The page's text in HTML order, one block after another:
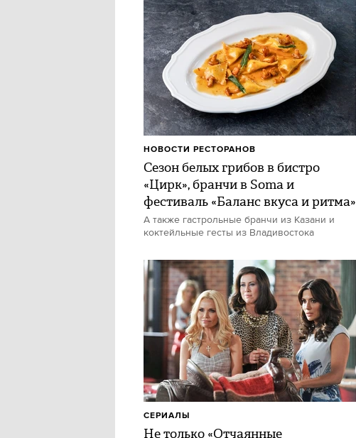
Сезон белых грибов в бистро
«Цирк», бранчи в Soma и
фестиваль «Баланс вкуса и ритма»
А также гастрольные бранчи из Казани и
коктейльные гесты из Владивостока
НОВОСТИ РЕСТОРАНОВ
Не только «Отчаянные
СЕРИАЛЫ